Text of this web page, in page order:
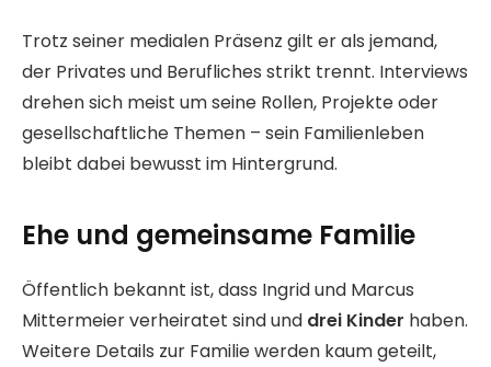
Trotz seiner medialen Präsenz gilt er als jemand,
der Privates und Berufliches strikt trennt. Interviews
drehen sich meist um seine Rollen, Projekte oder
gesellschaftliche Themen – sein Familienleben
bleibt dabei bewusst im Hintergrund.
Ehe und gemeinsame Familie
Öffentlich bekannt ist, dass Ingrid und Marcus
Mittermeier verheiratet sind und drei Kinder haben.
Weitere Details zur Familie werden kaum geteilt,